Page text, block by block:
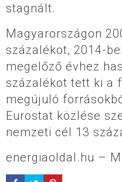
stagnált.
Magyarországon
százalékot, 2014-
megelőző évhez
százalékot tett ki a
megújuló
Eurostat közlése
nemzeti cél 13
energiaoldal.hu –